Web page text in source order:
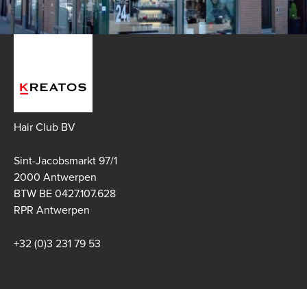
Hair Club BV
Sint-Jacobsmarkt 97/1
2000 Antwerpen
BTW BE 0427.107.628
RPR Antwerpen
+32 (0)3 231 79 53